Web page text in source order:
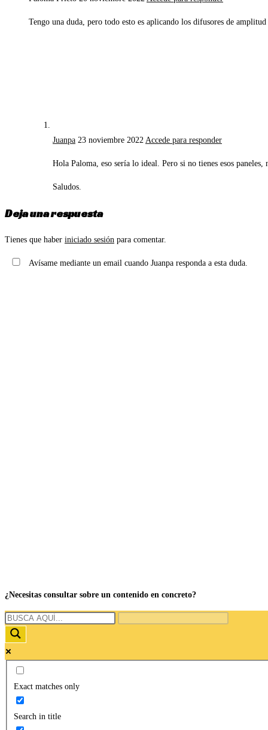
Tengo una duda, pero todo esto es aplicando los difusores de
Juanpa 23 noviembre 2022 Accede para responder
Hola Paloma, eso sería lo ideal. Pero si no tienes esos
Saludos.
Deja una respuesta
Tienes que haber iniciado sesión para comentar.
Avísame mediante un email cuando Juanpa responda a esta duda.
¿Necesitas consultar sobre un contenido en concreto?
Exact matches only
Search in title